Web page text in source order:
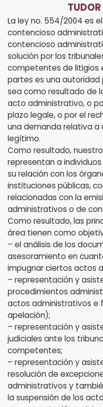
La ley no. 554/2004 es
contencioso
contencioso
solución por los
competentes de litigios
partes es una autoridad
sea como resultado de
acto administrativo, o
plazo legale, o por el
una demanda relativa a
legítimo.
Como resultado,
representan a
su relación con los
instituciones públicas,
relacionadas con la
administrativos o de
Como resultado, las
área tienen como
– el análisis de los
asesoramiento en
impugnar ciertos actos
– representación y
procedimientos
actos administrativos e
apelación);
– representación y
judiciales ante los
competentes;
– representación y
resolución de
administrativos y
la suspensión de los